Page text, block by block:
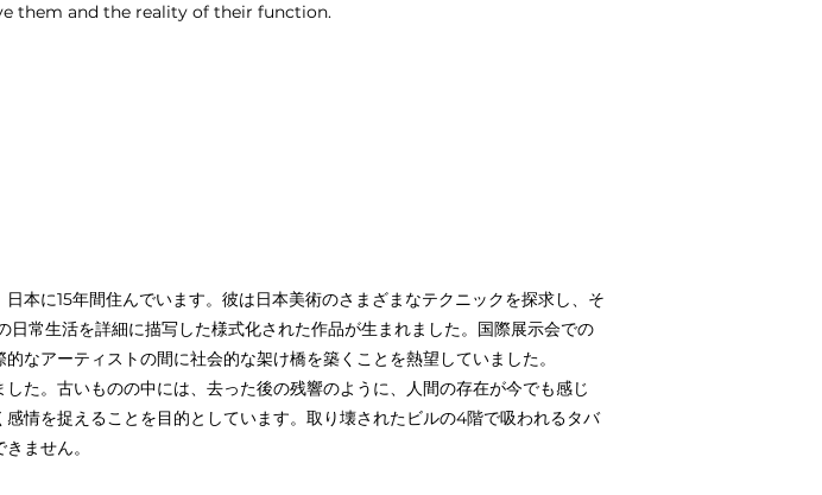
them and the reality of their function.
本に15年間住んでいます。彼は日本美術のさまざまなテクニックを探求し、そ
常生活を詳細に描写した様式化された作品が生まれました。国際展示会での
なアーティストの間に社会的な架け橋を築くことを熱望していました。
た。古いものの中には、去った後の残響のように、人間の存在が今でも感じ
情を捉えることを目的としています。取り壊されたビルの4階で吸われるタバ
ません。